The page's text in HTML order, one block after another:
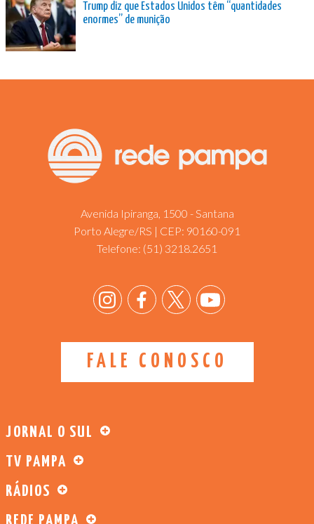
Trump diz que Estados Unidos têm “quantidades
enormes” de munição
Avenida Ipiranga, 1500 - Santana
Porto Alegre/RS | CEP: 90160-091
Telefone: (51) 3218.2651
FALE CONOSCO
JORNAL O SUL
TV PAMPA
RÁDIOS